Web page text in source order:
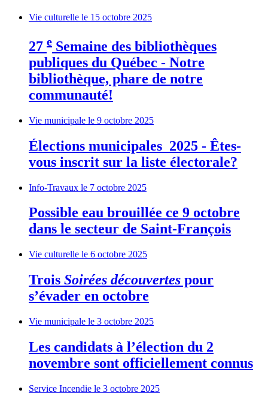
Vie culturelle le 15 octobre 2025
27 e Semaine des bibliothèques
publiques du Québec - Notre
bibliothèque, phare de notre
communauté!
Vie municipale le 9 octobre 2025
Élections municipales 2025 - Êtes-
vous inscrit sur la liste électorale?
Info-Travaux le 7 octobre 2025
Possible eau brouillée ce 9 octobre
dans le secteur de Saint-François
Vie culturelle le 6 octobre 2025
Trois Soirées découvertes pour
s’évader en octobre
Vie municipale le 3 octobre 2025
Les candidats à l’élection du 2
novembre sont officiellement connus
Service Incendie le 3 octobre 2025